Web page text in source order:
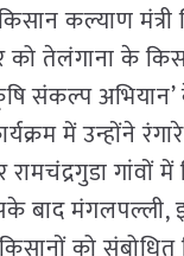
कल्याण मंत्री
को तेलंगाना के
संकल्प
में उन्होंने
गांवों
बाद मंगलपल्ली,